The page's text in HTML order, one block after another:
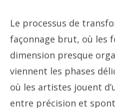
Le processus de
façonnage brut, où les
dimension presque
viennent les phases
où les artistes jouent
entre précision et